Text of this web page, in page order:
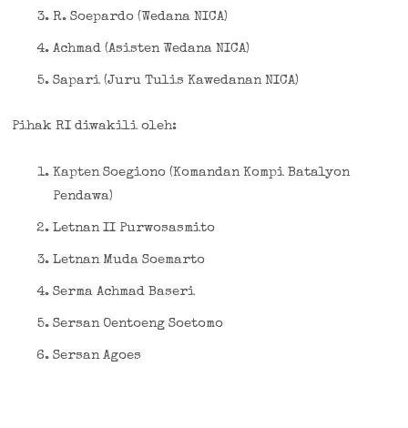
R. Soepardo (Wedana NICA)
Achmad (Asisten Wedana NICA)
Sapari (Juru Tulis Kawedanan NICA)
Pihak RI diwakili oleh:
Kapten Soegiono (Komandan Kompi Batalyon
Pendawa)
Letnan II Purwosasmito
Letnan Muda Soemarto
Serma Achmad Baseri
Sersan Oentoeng Soetomo
Sersan Agoes